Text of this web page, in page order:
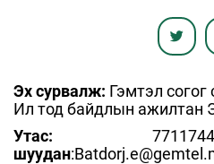
Эх сурвалж: Гэмтэл
Ил тод байдлын ажилтан
Утас:
шуудан